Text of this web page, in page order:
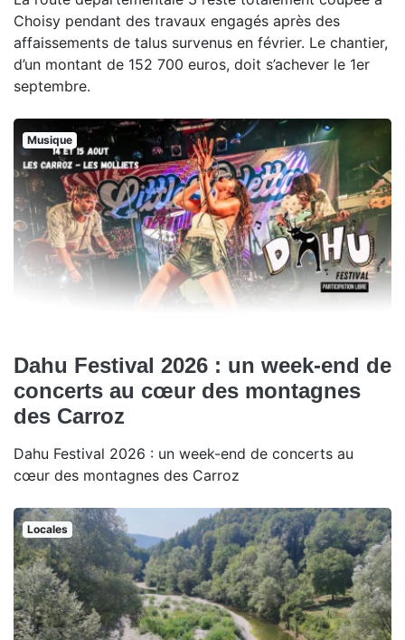
Choisy pendant des travaux engagés après des
affaissements de talus survenus en février. Le chantier,
d’un montant de 152 700 euros, doit s’achever le 1er
septembre.
Musique
Dahu Festival 2026 : un week-end de
concerts au cœur des montagnes
des Carroz
Dahu Festival 2026 : un week-end de concerts au
cœur des montagnes des Carroz
Locales